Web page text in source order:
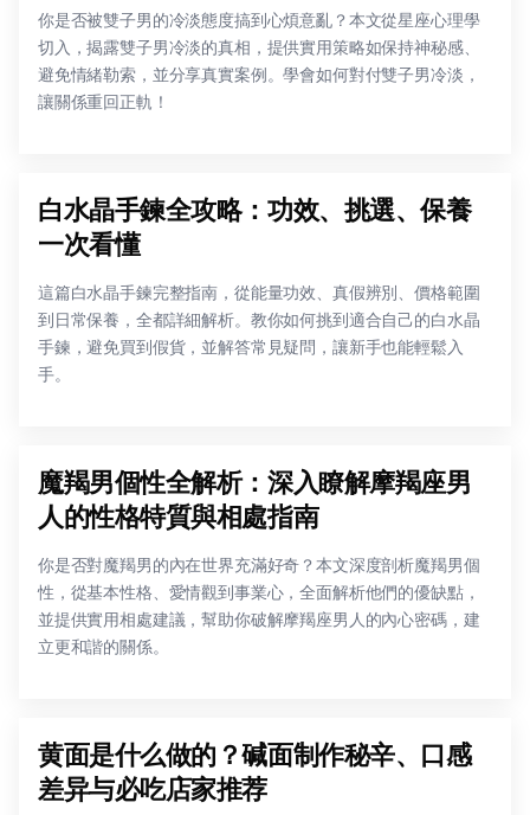
你是否被雙子男的冷淡態度搞到心煩意亂？本文從星座心理學
切入，揭露雙子男冷淡的真相，提供實用策略如保持神秘感、
避免情緒勒索，並分享真實案例。學會如何對付雙子男冷淡，
讓關係重回正軌！
白水晶手鍊全攻略：功效、挑選、保養
一次看懂
這篇白水晶手鍊完整指南，從能量功效、真假辨別、價格範圍
到日常保養，全都詳細解析。教你如何挑到適合自己的白水晶
手鍊，避免買到假貨，並解答常見疑問，讓新手也能輕鬆入
手。
魔羯男個性全解析：深入瞭解摩羯座男
人的性格特質與相處指南
你是否對魔羯男的內在世界充滿好奇？本文深度剖析魔羯男個
性，從基本性格、愛情觀到事業心，全面解析他們的優缺點，
並提供實用相處建議，幫助你破解摩羯座男人的內心密碼，建
立更和諧的關係。
黄面是什么做的？碱面制作秘辛、口感
差异与必吃店家推荐